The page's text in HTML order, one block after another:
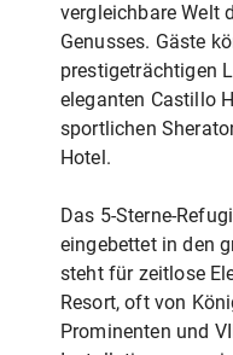
vergleichbare Welt
Genusses. Gäste
prestigeträchtigen
eleganten Castillo
sportlichen
Hotel.
Das 5-Sterne-
eingebettet in den
steht für zeitlose
Resort, oft von
Prominenten und